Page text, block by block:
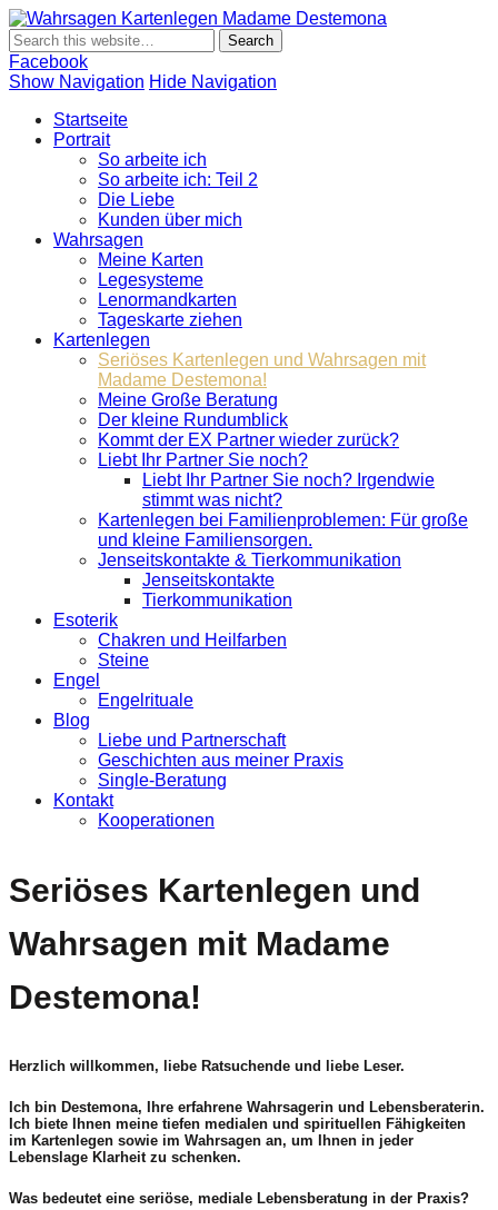
Wahrsagen und Kartenlegen Madame Destemona
Facebook
Show Navigation Hide Navigation
Startseite
Portrait
So arbeite ich
So arbeite ich: Teil 2
Die Liebe
Kunden über mich
Wahrsagen
Meine Karten
Legesysteme
Lenormandkarten
Tageskarte ziehen
Kartenlegen
Seriöses Kartenlegen und Wahrsagen mit
Madame Destemona!
Meine Große Beratung
Der kleine Rundumblick
Kommt der EX Partner wieder zurück?
Liebt Ihr Partner Sie noch?
Liebt Ihr Partner Sie noch? Irgendwie
stimmt was nicht?
Kartenlegen bei Familienproblemen: Für große
und kleine Familiensorgen.
Jenseitskontakte & Tierkommunikation
Jenseitskontakte
Tierkommunikation
Esoterik
Chakren und Heilfarben
Steine
Engel
Engelrituale
Blog
Liebe und Partnerschaft
Geschichten aus meiner Praxis
Single-Beratung
Kontakt
Kooperationen
Seriöses Kartenlegen und
Wahrsagen mit Madame
Destemona!
Herzlich willkommen, liebe Ratsuchende und liebe Leser.
Ich bin Destemona, Ihre erfahrene Wahrsagerin und Lebensberaterin.
Ich biete Ihnen meine tiefen medialen und spirituellen Fähigkeiten
im Kartenlegen sowie im Wahrsagen an, um Ihnen in jeder
Lebenslage Klarheit zu schenken.
Was bedeutet eine seriöse, mediale Lebensberatung in der Praxis?